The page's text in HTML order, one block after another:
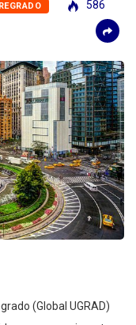
586
(Global UGRAD)